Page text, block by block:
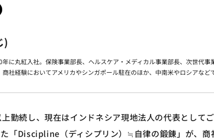
)
に丸紅入社。保険事業部長、ヘルスケア・メディカル事業部長、次世代
社経験においてアメリカやシンガポール駐在のほか、中南米やロシアなど
勤続し、現在はインドネシア現地法人の代表として
「Discipline（ディシプリン）≒自律の鍛錬」が、商